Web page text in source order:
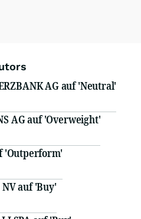
AG auf 'Neutral'
AG auf 'Overweight'
'Outperform'
NV auf 'Buy'